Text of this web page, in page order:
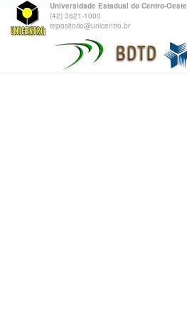
Universidade Estadual do Centro-Oeste
(42) 3621-1000
repositorio@unicentro.br